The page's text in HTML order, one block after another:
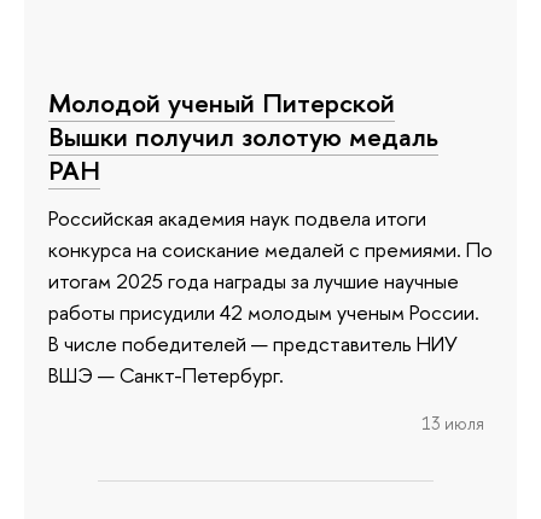
Молодой ученый Питерской
Вышки получил золотую медаль
РАН
Российская академия наук подвела итоги
конкурса на соискание медалей с премиями. По
итогам 2025 года награды за лучшие научные
работы присудили 42 молодым ученым России.
В числе победителей — представитель НИУ
ВШЭ — Санкт-Петербург.
13 июля